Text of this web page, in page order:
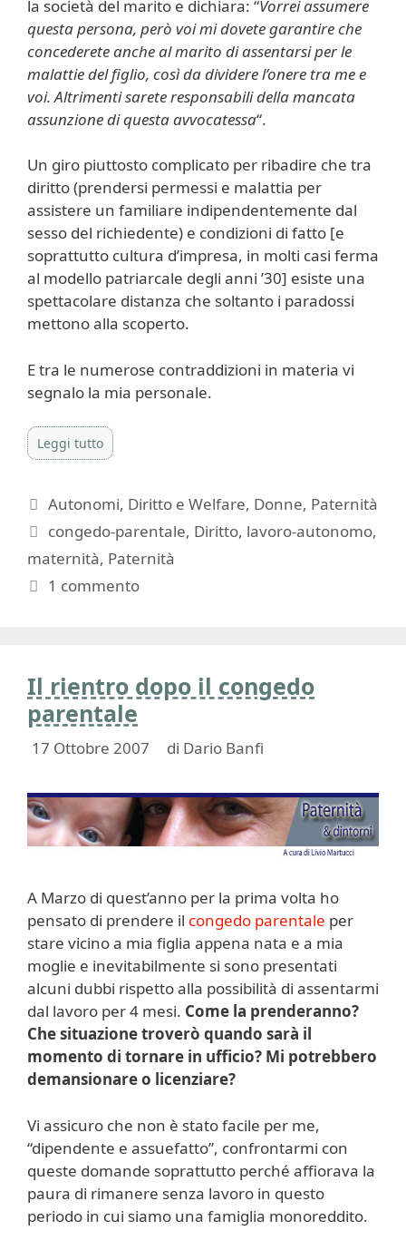
la società del marito e dichiara: “Vorrei assumere
questa persona, però voi mi dovete garantire che
concederete anche al marito di assentarsi per le
malattie del figlio, così da dividere l’onere tra me e
voi. Altrimenti sarete responsabili della mancata
assunzione di questa avvocatessa“.
Un giro piuttosto complicato per ribadire che tra
diritto (prendersi permessi e malattia per
assistere un familiare indipendentemente dal
sesso del richiedente) e condizioni di fatto [e
soprattutto cultura d’impresa, in molti casi ferma
al modello patriarcale degli anni ’30] esiste una
spettacolare distanza che soltanto i paradossi
mettono alla scoperto.
E tra le numerose contraddizioni in materia vi
segnalo la mia personale.
Leggi tutto
Categorie
Autonomi, Diritto e Welfare, Donne, Paternità
Tag
congedo-parentale, Diritto, lavoro-autonomo,
maternità, Paternità
1 commento
Il rientro dopo il congedo
parentale
17 Ottobre 2007 di Dario Banfi
A Marzo di quest’anno per la prima volta ho
pensato di prendere il congedo parentale per
stare vicino a mia figlia appena nata e a mia
moglie e inevitabilmente si sono presentati
alcuni dubbi rispetto alla possibilità di assentarmi
dal lavoro per 4 mesi. Come la prenderanno?
Che situazione troverò quando sarà il
momento di tornare in ufficio? Mi potrebbero
demansionare o licenziare?
Vi assicuro che non è stato facile per me,
“dipendente e assuefatto”, confrontarmi con
queste domande soprattutto perché affiorava la
paura di rimanere senza lavoro in questo
periodo in cui siamo una famiglia monoreddito.